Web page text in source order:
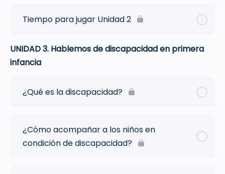
Tiempo para jugar Unidad 2
UNIDAD 3. Hablemos de discapacidad en primera
infancia
¿Qué es la discapacidad?
¿Cómo acompañar a los niños en
condición de discapacidad?